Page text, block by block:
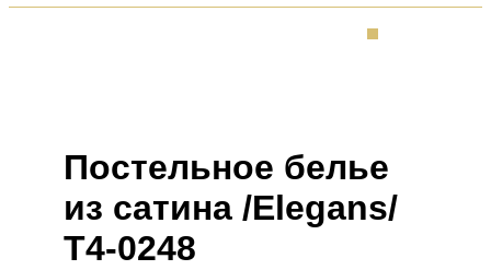
Постельное белье
из сатина /Elegans/
Т4-0248